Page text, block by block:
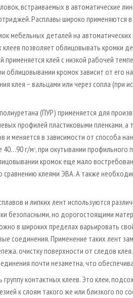
встраиваемых в автоматические
Расплавы широко применяются
мебельных деталей на
клеев позволяет облицовывать кромки
применяется клей с низкой рабочей
облицовывании кромок зависит от его
клея − вальцами или через сопла
(ПУР) применяется для
профилей пластиковыми пленками,
и меняется в зависимости от способа
40…90 г/м 3, при окутывании профильного
кромок еще мало
сравнению клеями ЭВА. А также
и липких лент используются
безопасными, но дорогостоящими
в широких пределах варьировать
соединения. Применение таких лент
очистку поверхности от следов
почти незаметна, что
контактных клеев. Это клеи,
к слоям такого же или близкого по